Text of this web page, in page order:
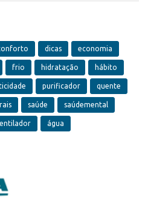
dicas economia
frio hidratação hábito
purificador quente
saúde saúdemental
água